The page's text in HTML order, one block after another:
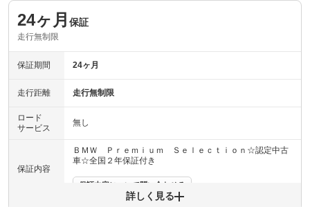
24ヶ月 保証
走行無制限
保証期間 24ヶ月
走行距離 走行無制限
ロード
サービス
無し
保証内容
ＢＭＷ Ｐｒｅｍｉｕｍ Ｓｅｌｅｃｔｉｏｎ☆認定中古
車☆全国２年保証付き
保証内容について問い合わせる
詳しく見る